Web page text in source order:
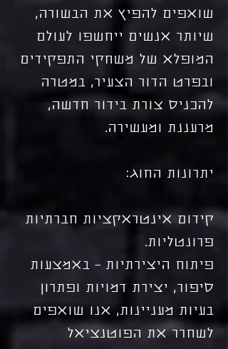
שואפים להפיץ את הבשורה,
שיותר אנשים ייחשפו לעולם
המופלא של משחקי התפקידים
ובפרט הדור הצעיר, במטרה
להכניס צורת בידור חדשה,
מרעננת ומעשירה.
יתרונות החוג:
קידום אינטראקציות חברתיות
פרונטליות.
פיתוח היצירתיות – באמצעות
סיפור, יצירת דמויות ופתרון
בעיות מעניינות, אנו שואפים
לשחרר את הפוטנציאל